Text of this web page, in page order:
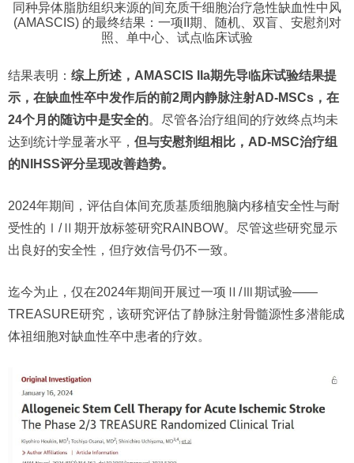
同种异体脂肪组织来源的间充质干细胞治疗急性缺血性中风
(AMASCIS) 的最终结果：一项II期、随机、双盲、安慰剂对
照、单中心、试点临床试验
结果表明： 综上所述，AMASCIS IIa期先导临床试验结果提
示，在缺血性卒中发作后的前2周内静脉注射AD-MSCs，在
24个月的随访中是安全的。尽管各治疗组间的疗效终点均未
达到统计学显著水平， 但与安慰剂组相比，AD-MSC治疗组
的NIHSS评分呈现改善趋势。
2024年期间，评估自体间充质基质细胞脑内移植安全性与耐
受性的Ⅰ/Ⅱ期开放标签研究RAINBOW。尽管这些研究显示
出良好的安全性，但疗效信号仍不一致。
迄今为止，仅在2024年期间开展过一项Ⅱ/Ⅲ期试验——
TREASURE研究，该研究评估了静脉注射骨髓源性多潜能成
体祖细胞对缺血性卒中患者的疗效。